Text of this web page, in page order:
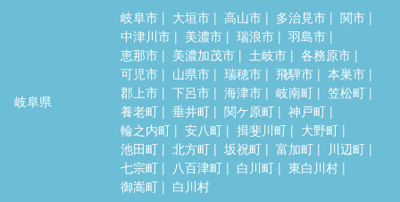
岐阜県
岐阜市 大垣市 高山市 多治見市
関市
中津川市
美濃市 瑞浪市
羽島市
恵那市
美濃加茂市 土岐市
各務原市
可児市
山県市 瑞穂市 飛騨市
本巣市
郡上市
下呂市 海津市 岐南町
笠松町
養老町
垂井町 関ケ原町
神戸町
輪之内町
安八町 揖斐川町
大野町
池田町
北方町 坂祝町 富加町
川辺町
七宗町
八百津町 白川町
東白川村
御嵩町
白川村